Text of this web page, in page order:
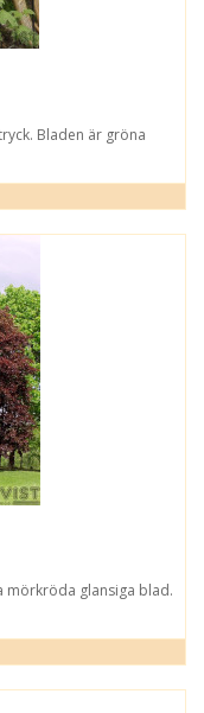
Bladen är gröna
mörkröda glansiga blad.